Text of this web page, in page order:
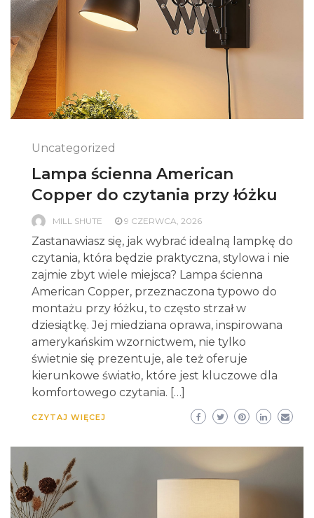
Uncategorized
Lampa ścienna American
Copper do czytania przy łóżku
MILL SHUTE 9 CZERWCA, 2026
Zastanawiasz się, jak wybrać idealną lampkę do
czytania, która będzie praktyczna, stylowa i nie
zajmie zbyt wiele miejsca? Lampa ścienna
American Copper, przeznaczona typowo do
montażu przy łóżku, to często strzał w
dziesiątkę. Jej miedziana oprawa, inspirowana
amerykańskim wzornictwem, nie tylko
świetnie się prezentuje, ale też oferuje
kierunkowe światło, które jest kluczowe dla
komfortowego czytania. […]
CZYTAJ WIĘCEJ